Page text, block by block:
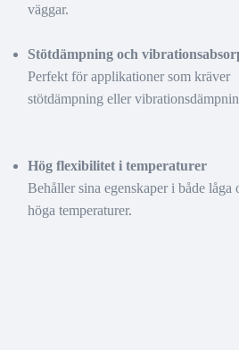
väggar.
Stötdämpning och
Perfekt för applikationer som kräver
stötdämpning eller
Hög flexibilitet i temperaturer
Behåller sina egenskaper i både låga
höga temperaturer.